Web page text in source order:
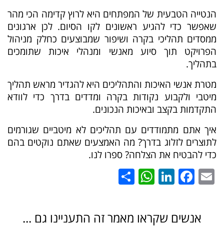
הנטייה הטבעית של המפתחים היא לרוץ קדימה הכי מהר
שאפשר כדי להגיע ראשונים לקו הסיום. לכן ארגונים
ממסדים תהליכי בקרה ושיפור שמבוצעים כחלק מניהול
הפרויקט תוך סיוע מאנשי ומנהלי איכות שתומכים
בתהליך.
מטרת אנשי האיכות והתהליכים היא להגדיר מראש תהליך
מיטבי ולקבוע נקודות בקרה ומדדים בדרך כדי לוודא
התקדמות בקצב ובאיכות הנכונים.
איך אתם מתמודדים עם תהליכים לא מיטביים שגורמים
לתוצרים לזלוג בדרך? מה האמצעים שאתם נוקטים בהם
כדי להבטיח את הצלחה? ספרו לנו.
Email
Facebook
LinkedIn
WhatsApp
אנשים שקראו מאמר זה התעניינו גם ...